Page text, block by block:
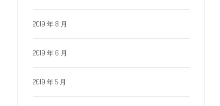
2019 年 8 月
2019 年 6 月
2019 年 5 月